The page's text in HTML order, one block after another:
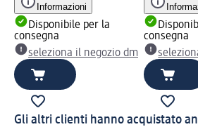
Informazioni
Disponibile per la
consegna
seleziona il negozio dm
consegna
Gli altri clienti hanno acquistato